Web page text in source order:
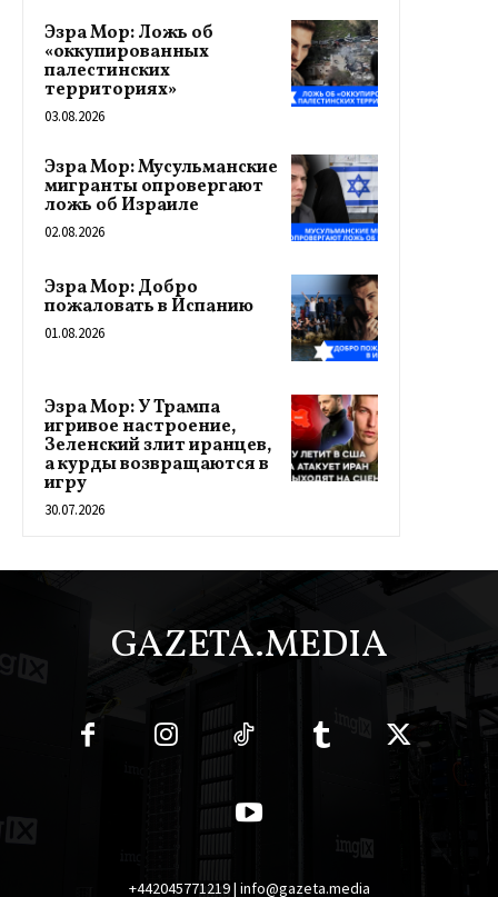
Эзра Мор: Ложь об
«оккупированных
палестинских
территориях»
03.08.2026
Эзра Мор: Мусульманские
мигранты опровергают
ложь об Израиле
02.08.2026
Эзра Мор: Добро
пожаловать в Испанию
01.08.2026
Эзра Мор: У Трампа
игривое настроение,
Зеленский злит иранцев,
а курды возвращаются в
игру
30.07.2026
GAZETA.MEDIA
+442045771219 | info@gazeta.media